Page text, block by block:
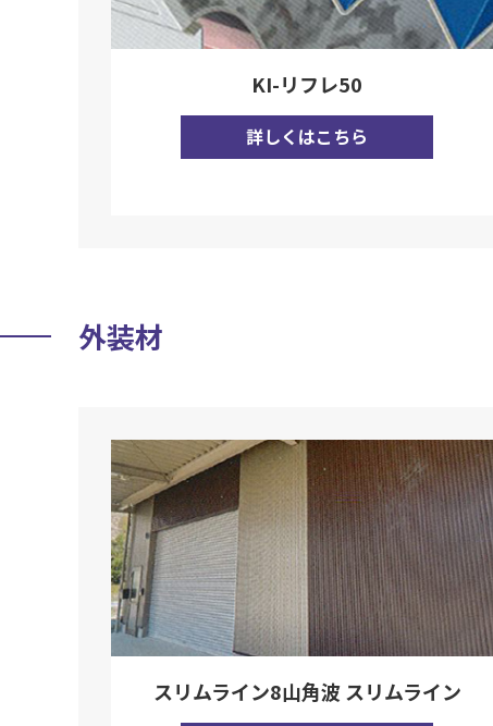
KI-リフレ50
詳しくはこちら
外装材
スリムライン8山角波 スリムライン